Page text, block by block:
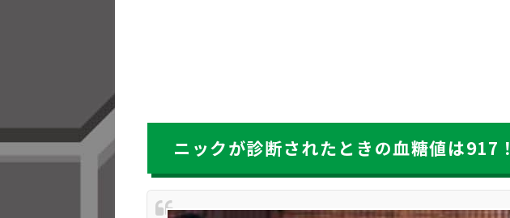
ニックが診断されたときの血糖値は917！